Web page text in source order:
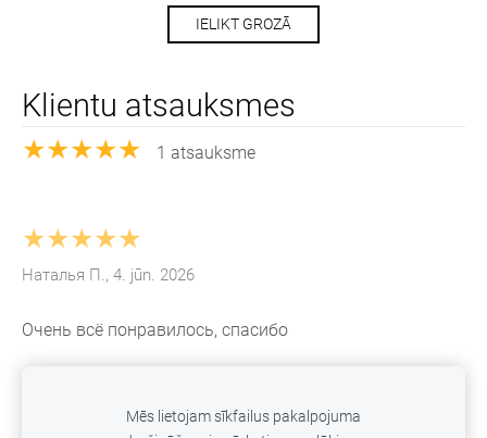
IELIKT GROZĀ
Klientu atsauksmes
★★★★★ 1 atsauksme
★★★★★
Наталья П., 4. jūn. 2026
Очень всё понравилось, спасибо
Mēs lietojam sīkfailus pakalpojuma